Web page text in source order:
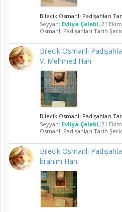
Bilecik Osmanlı Padişahları
Seyyah: Evliya Çelebi, 21
Osmanlı Padişahları Tarih
Bilecik Osmanlı
V. Mehmed Han
Bilecik Osmanlı Padişahları
Seyyah: Evliya Çelebi, 21
Osmanlı Padişahları Tarih
Bilecik Osmanlı
brahim Han